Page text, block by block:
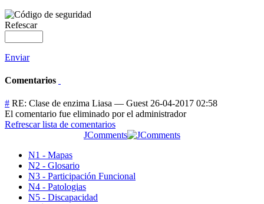
Refescar
Enviar
Comentarios
# RE: Clase de enzima Liasa — Guest 26-04-2017 02:58
El comentario fue eliminado por el administrador
Refrescar lista de comentarios
JComments
N1 - Mapas
N2 - Glosario
N3 - Participación Funcional
N4 - Patologias
N5 - Discapacidad